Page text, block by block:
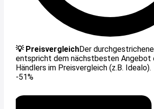
💡 PreisvergleichDer
entspricht dem nächstbesten Angebot
Händlers im Preisvergleich (z.B. Idealo).
-51%